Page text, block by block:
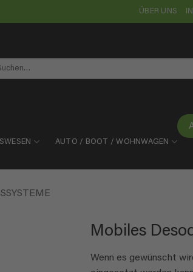
ÜBER UNS
AUTO / BOOT / WOHNWAGEN
Mobiles
Wenn es gewünscht